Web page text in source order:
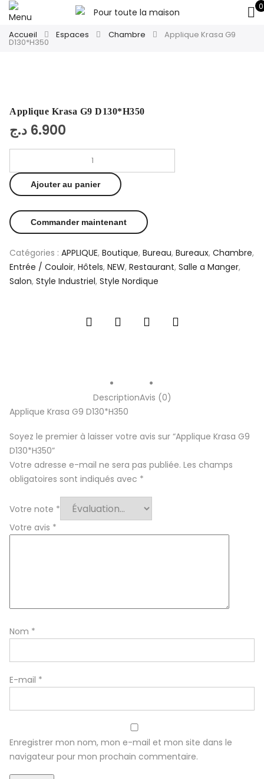
0
Accueil Espaces Chambre Applique Krasa G9
D130*H350
Applique Krasa G9 D130*H350
6.900 د.ج
Ajouter au panier
Commander maintenant
Catégories : APPLIQUE, Boutique, Bureau, Bureaux, Chambre,
Entrée / Couloir, Hôtels, NEW, Restaurant, Salle a Manger,
Salon, Style Industriel, Style Nordique
DescriptionAvis (0)
Applique Krasa G9 D130*H350
Soyez le premier à laisser votre avis sur “Applique Krasa G9
D130*H350”
Votre adresse e-mail ne sera pas publiée. Les champs
obligatoires sont indiqués avec *
Votre note *
Votre avis *
Nom *
E-mail *
Enregistrer mon nom, mon e-mail et mon site dans le
navigateur pour mon prochain commentaire.